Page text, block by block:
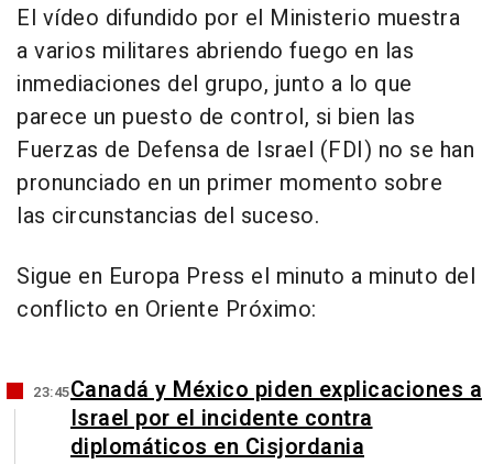
El vídeo difundido por el Ministerio muestra
a varios militares abriendo fuego en las
inmediaciones del grupo, junto a lo que
parece un puesto de control, si bien las
Fuerzas de Defensa de Israel (FDI) no se han
pronunciado en un primer momento sobre
las circunstancias del suceso.
Sigue en Europa Press el minuto a minuto del
conflicto en Oriente Próximo:
23:45Canadá y México piden explicaciones a
Israel por el incidente contra
diplomáticos en Cisjordania